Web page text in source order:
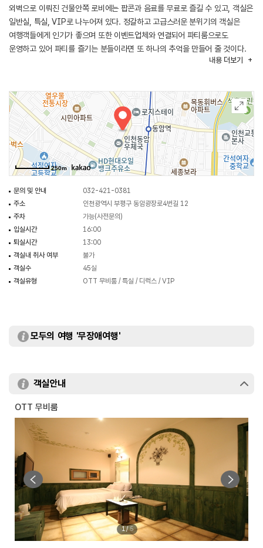
외벽으로 이뤄진 건물안쪽 로비에는 팝콘과 음료를 무료로 즐길 수 있고, 객실은
일반실, 특실, VIP로 나누어져 있다. 정갈하고 고급스러운 분위기의 객실은
여행객들에게 인기가 좋으며 또한 이벤트업체와 연결되어 파티룸으로도
운영하고 있어 파티를 즐기는 분들이라면 또 하나의 추억을 만들어 줄 것이다.
객실에는 커플 PC, 게임기도 준비되어 있고 마일리지 적립도 가능하다.
내용 더보기
250m
문의 및 안내
032-421-0381
주소
인천광역시 부평구 동암광장로4번길 12
주차
가능(사전문의)
입실시간
16:00
퇴실시간
13:00
객실내 취사 여부
불가
객실수
45실
객실유형
OTT 무비룸 / 특실 / 디럭스 / VIP
모두의 여행 '무장애여행'
객실안내
OTT 무비룸
1/5